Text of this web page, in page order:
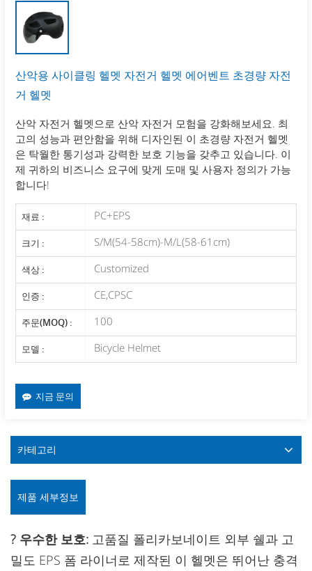
산악용 사이클링 헬멧 자전거 헬멧 에어벤트 초경량 자전
거 헬멧
산악 자전거 헬멧으로 산악 자전거 모험을 강화해보세요. 최
고의 성능과 편안함을 위해 디자인된 이 초경량 자전거 헬멧
은 탁월한 통기성과 강력한 보호 기능을 갖추고 있습니다. 이
제 귀하의 비즈니스 요구에 맞게 도매 및 사용자 정의가 가능
합니다!
재료 : PC+EPS
크기 : S/M(54-58cm)-M/L(58-61cm)
색상 : Customized
인증 : CE,CPSC
주문(MOQ) : 100
모델 : Bicycle Helmet
지금 문의
카테고리
제품 세부정보
?️ 우수한 보호: 고품질 폴리카보네이트 외부 쉘과 고
밀도 EPS 폼 라이너로 제작된 이 헬멧은 뛰어난 충격